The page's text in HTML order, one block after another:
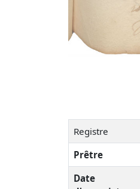
Registre
Prêtre
Date